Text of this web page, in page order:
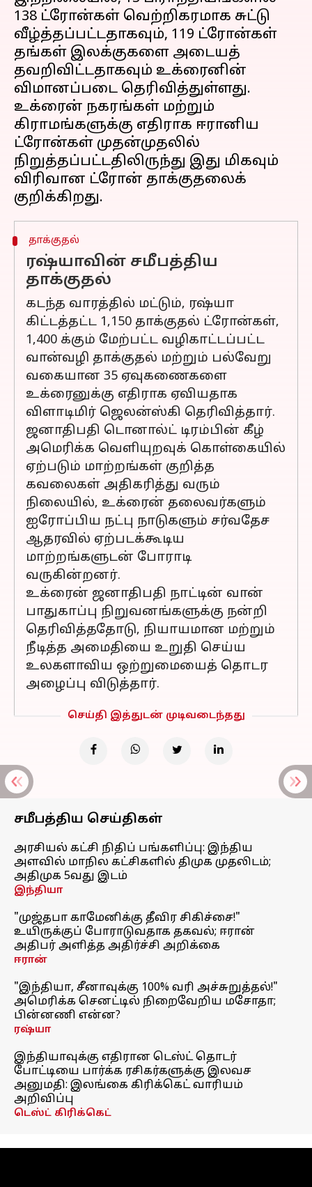
138 ட்ரோன்கள் வெற்றிகரமாக சுட்டு
வீழ்த்தப்பட்டதாகவும், 119 ட்ரோன்கள்
தங்கள் இலக்குகளை அடையத்
தவறிவிட்டதாகவும் உக்ரைனின்
விமானப்படை தெரிவித்துள்ளது.
உக்ரைன் நகரங்கள் மற்றும்
கிராமங்களுக்கு எதிராக ஈரானிய
ட்ரோன்கள் முதன்முதலில்
நிறுத்தப்பட்டதிலிருந்து இது மிகவும்
விரிவான ட்ரோன் தாக்குதலைக்
தாக்குதல்
ரஷ்யாவின் சமீபத்திய
தாக்குதல்
கடந்த வாரத்தில் மட்டும், ரஷ்யா
கிட்டத்தட்ட 1,150 தாக்குதல் ட்ரோன்கள்,
1,400 க்கும் மேற்பட்ட வழிகாட்டப்பட்ட
வான்வழி தாக்குதல் மற்றும் பல்வேறு
வகையான 35 ஏவுகணைகளை
உக்ரைனுக்கு எதிராக ஏவியதாக
விளாடிமிர் ஜெலன்ஸ்கி தெரிவித்தார்.
ஜனாதிபதி டொனால்ட் டிரம்பின் கீழ்
அமெரிக்க வெளியுறவுக் கொள்கையில்
ஏற்படும் மாற்றங்கள் குறித்த
கவலைகள் அதிகரித்து வரும்
நிலையில், உக்ரைன் தலைவர்களும்
ஐரோப்பிய நட்பு நாடுகளும் சர்வதேச
ஆதரவில் ஏற்படக்கூடிய
மாற்றங்களுடன் போராடி
வருகின்றனர்.
உக்ரைன் ஜனாதிபதி நாட்டின் வான்
பாதுகாப்பு நிறுவனங்களுக்கு நன்றி
தெரிவித்ததோடு, நியாயமான மற்றும்
நீடித்த அமைதியை உறுதி செய்ய
உலகளாவிய ஒற்றுமையைத் தொடர
அழைப்பு விடுத்தார்.
செய்தி இத்துடன் முடிவடைந்தது
சமீபத்திய செய்திகள்
அரசியல் கட்சி நிதிப் பங்களிப்பு: இந்திய
அளவில் மாநில கட்சிகளில் திமுக முதலிடம்;
அதிமுக 5வது இடம்
இந்தியா
"முஜ்தபா காமேனிக்கு தீவிர சிகிச்சை!"
உயிருக்குப் போராடுவதாக தகவல்; ஈரான்
அதிபர் அளித்த அதிர்ச்சி அறிக்கை
ஈரான்
"இந்தியா, சீனாவுக்கு 100% வரி அச்சுறுத்தல்!"
அமெரிக்க செனட்டில் நிறைவேறிய மசோதா;
பின்னணி என்ன?
ரஷ்யா
இந்தியாவுக்கு எதிரான டெஸ்ட் தொடர்
போட்டியை பார்க்க ரசிகர்களுக்கு இலவச
அனுமதி: இலங்கை கிரிக்கெட் வாரியம்
அறிவிப்பு
டெஸ்ட் கிரிக்கெட்